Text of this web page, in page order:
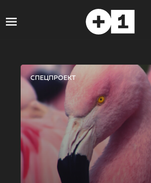
СПЕЦПРОЕКТ